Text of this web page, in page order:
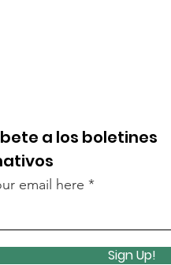
a los boletines
email here
Sign Up!